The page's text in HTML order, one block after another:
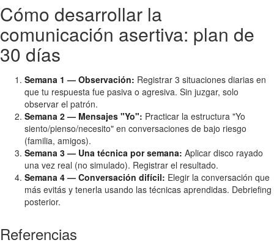
Cómo desarrollar la
comunicación asertiva: plan de
30 días
Semana 1 — Observación: Registrar 3 situaciones diarias en
que tu respuesta fue pasiva o agresiva. Sin juzgar, solo
observar el patrón.
Semana 2 — Mensajes "Yo": Practicar la estructura "Yo
siento/pienso/necesito" en conversaciones de bajo riesgo
(familia, amigos).
Semana 3 — Una técnica por semana: Aplicar disco rayado
una vez real (no simulado). Registrar el resultado.
Semana 4 — Conversación difícil: Elegir la conversación que
más evitás y tenerla usando las técnicas aprendidas. Debriefing
posterior.
Referencias